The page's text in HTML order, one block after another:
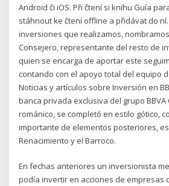
Android či iOS. Při čtení si knihu Guía
stáhnout ke čtení offline a přidávat do
inversiones que realizamos,
Consejero, representante del resto de
quien se encarga de aportar este
contando con el apoyo total del equipo
Noticias y artículos sobre Inversión en
banca privada exclusiva del grupo
románico, se completó en estilo gótico,
importante de elementos posteriores,
Renacimiento y el Barroco.
En fechas anteriores un inversionista
podía invertir en acciones de empresas